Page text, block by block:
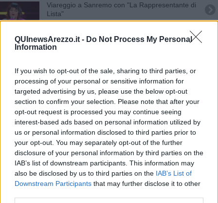
QUInewsArezzo.it - Do Not Process My Personal
Information
If you wish to opt-out of the sale, sharing to third parties, or
processing of your personal or sensitive information for
targeted advertising by us, please use the below opt-out
section to confirm your selection. Please note that after your
opt-out request is processed you may continue seeing
interest-based ads based on personal information utilized by
us or personal information disclosed to third parties prior to
your opt-out. You may separately opt-out of the further
disclosure of your personal information by third parties on the
IAB’s list of downstream participants. This information may
also be disclosed by us to third parties on the IAB’s List of
Downstream Participants that may further disclose it to other
Viareggio a Sanremo con "La Rappresentante di
Lista"
All'Anfiteatro protagonisti 4 artisti aretini
Anfiteatro già sold out per i Negrita
La Rappresentante di Lista apre il Mengo
L'estate si scalda e sale il ritmo, c'è il Mengo
Mengo, apertura col botto: 8mila presenze
Domenica 9 Giugno, ballottaggi al cardiopalma
​Centrosinistra, Ralli firma un Patto con le donne
​Ralli, gran finale nella piazza della sinistra